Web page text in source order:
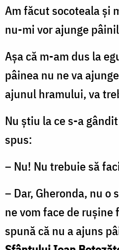
Am făcut socoteala şi
nu-mi vor ajunge
Aşa că m-am dus la
pâinea nu ne va
ajunul hramului, va
Nu ştiu la ce s-a
spus:
– Nu! Nu trebuie să
– Dar, Gheronda, nu o
ne vom face de ruşine
spună că nu a ajuns